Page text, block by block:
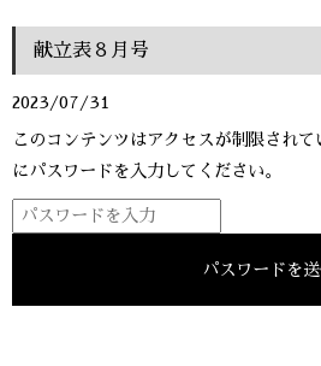
献立表８月号
2023/07/31
このコンテンツはアクセスが制限され
にパスワードを入力してください。